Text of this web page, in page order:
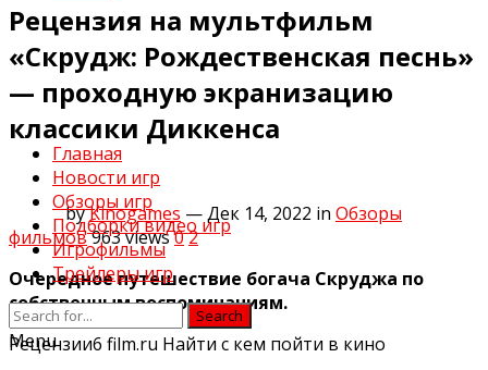
Главная
Новости игр
Обзоры игр
Подборки видео игр
Игрофильмы
Трейлеры игр
Search
Menu
Рецензия на мультфильм
«Скрудж: Рождественская песнь»
— проходную экранизацию
классики Диккенса
byKinogames — Дек 14, 2022 in Обзоры
фильмов 963views02
Очередное путешествие богача Скруджа по
собственным воспоминаниям.
Рецензии6 film.ru Найти с кем пойти в кино